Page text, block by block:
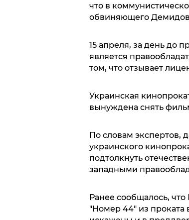
что в
обвиняющего
15 апреля, за день до
является
том, что отзывает
Украинская
вынуждена снять
По словам экспертов,
украинского
подтолкнуть
западными
Ранее сообщалось,
"Номер 44" из проката